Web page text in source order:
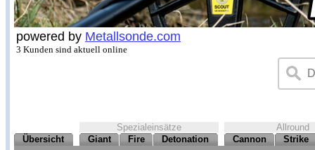
powered by Metallsonde.com
3 Kunden sind aktuell online
Spezialeinsätze
Allround
Übersicht
Giant Fire Detonation Cannon Strike